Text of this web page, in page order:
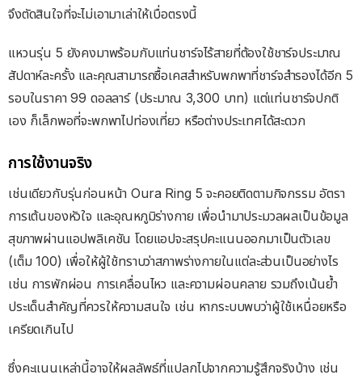
จึงตัดสินใจที่จะไม่เอามาเล่าให้เบื่อตรงนี้
แหวนรุ่น 5 ยังคงมาพร้อมกับแท่นชาร์จไร้สายที่ต้องใช้ชาร์จประมาณ
สัปดาห์ละครั้ง และคุณสามารถซื้อเคสสำหรับพกพาที่ชาร์จสำรองได้อีก 5
รอบในราคา 99 ดอลลาร์ (ประมาณ 3,300 บาท) แต่แท่นชาร์จปกติ
เอง ก็เล็กพอที่จะพกพาไปท่องเที่ยว หรือต่างประเทศได้สะดวก
การใช้งานจริง
เช่นเดียวกับรุ่นก่อนหน้า Oura Ring 5 จะคอยติดตามกิจกรรม อัตรา
การเต้นของหัวใจ และอุณหภูมิร่างกาย เพื่อนำมาประมวลผลเป็นข้อมูล
สุขภาพผ่านแอปพลิเคชัน โดยแอปจะสรุปคะแนนออกมาเป็นตัวเลข
(เต็ม 100) เพื่อให้ผู้ใช้ทราบว่าสภาพร่างกายในแต่ละส่วนเป็นอย่างไร
เช่น การพักผ่อน การเคลื่อนไหว และความผ่อนคลาย รวมถึงเน้นย้ำ
ประเด็นสำคัญที่ควรให้ความสนใจ เช่น หากระบบพบว่าผู้ใช้เหนื่อยหรือ
เครียดเกินไป
ซึ่งคะแนนเหล่านี้อาจให้ผลลัพธ์ที่แปลกไปจากความรู้สึกจริงบ้าง เช่น